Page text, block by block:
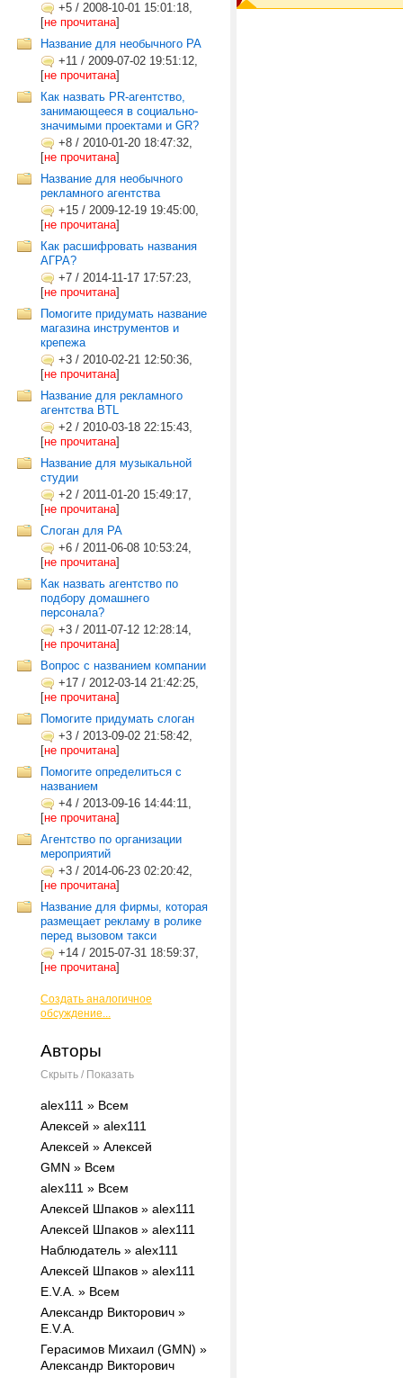
+5 / 2008-10-01 15:01:18,
[не прочитана]
Название для необычного РА
+11 / 2009-07-02 19:51:12,
[не прочитана]
Как назвать PR-агентство,
занимающееся в социально-
значимыми проектами и GR?
+8 / 2010-01-20 18:47:32,
[не прочитана]
Название для необычного
рекламного агентства
+15 / 2009-12-19 19:45:00,
[не прочитана]
Как расшифровать названия
АГРА?
+7 / 2014-11-17 17:57:23,
[не прочитана]
Помогите придумать название
магазина инструментов и
крепежа
+3 / 2010-02-21 12:50:36,
[не прочитана]
Название для рекламного
агентства BTL
+2 / 2010-03-18 22:15:43,
[не прочитана]
Название для музыкальной
студии
+2 / 2011-01-20 15:49:17,
[не прочитана]
Слоган для РА
+6 / 2011-06-08 10:53:24,
[не прочитана]
Как назвать агентство по
подбору домашнего
персонала?
+3 / 2011-07-12 12:28:14,
[не прочитана]
Вопрос с названием компании
+17 / 2012-03-14 21:42:25,
[не прочитана]
Помогите придумать слоган
+3 / 2013-09-02 21:58:42,
[не прочитана]
Помогите определиться с
названием
+4 / 2013-09-16 14:44:11,
[не прочитана]
Агентство по организации
мероприятий
+3 / 2014-06-23 02:20:42,
[не прочитана]
Название для фирмы, которая
размещает рекламу в ролике
перед вызовом такси
+14 / 2015-07-31 18:59:37,
[не прочитана]
Создать аналогичное
обсуждение...
Авторы
Скрыть / Показать
alex111 » Всем
Алексей » alex111
Алексей » Алексей
GMN » Всем
alex111 » Всем
Алексей Шпаков » alex111
Алексей Шпаков » alex111
Наблюдатель » alex111
Алексей Шпаков » alex111
E.V.A. » Всем
Александр Викторович »
E.V.A.
Герасимов Михаил (GMN) »
Александр Викторович